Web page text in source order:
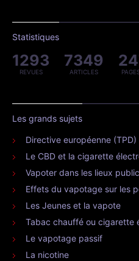
Statistiques
1293
REVUES
7349
ARTICLES
Les grands sujets
Directive européenne (TPD)
Le CBD et la cigarette
Vapoter dans les lieux
Effets du vapotage sur les
Les Jeunes et la vapote
Tabac chauffé ou cigarette
Le vapotage passif
La nicotine